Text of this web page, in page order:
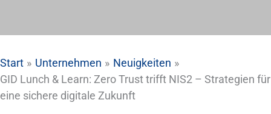
Start Unternehmen
Neuigkeiten
GID Lunch & Learn: Zero Trust trifft NIS2 – Strategien für
eine sichere digitale Zukunft